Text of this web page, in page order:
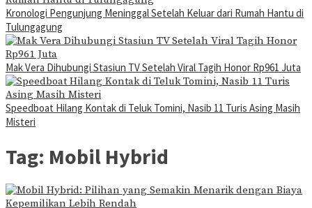
Kronologi Pengunjung Meninggal Setelah Keluar dari Rumah Hantu di
Tulungagung
Mak Vera Dihubungi Stasiun TV Setelah Viral Tagih Honor Rp961 Juta
Speedboat Hilang Kontak di Teluk Tomini, Nasib 11 Turis Asing Masih
Misteri
Tag: Mobil Hybrid